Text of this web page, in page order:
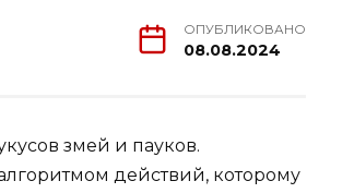
ОПУБЛИКОВАНО
08.08.2024
змей и пауков.
действий, которому